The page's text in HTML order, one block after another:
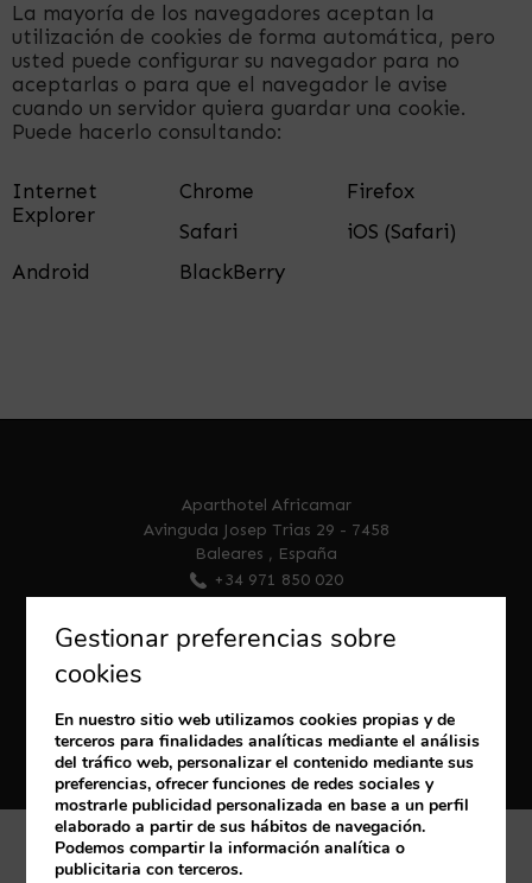
La mayoría de los navegadores aceptan la
utilización de cookies de forma automática, pero
usted puede configurar su navegador para no
aceptarlas o para que el navegador le avise
cuando un servidor quiera guardar una cookie.
Puede hacerlo consultando:
Internet
Explorer
Chrome
Firefox
Safari
iOS (Safari)
Android
BlackBerry
Aparthotel Africamar
Avinguda Josep Trias 29 - 7458
Baleares , España
+34 971 850 020
Política de cookies
Gestionar preferencias sobre
cookies
En nuestro sitio web utilizamos cookies propias y de
terceros para finalidades analíticas mediante el análisis
del tráfico web, personalizar el contenido mediante sus
preferencias, ofrecer funciones de redes sociales y
mostrarle publicidad personalizada en base a un perfil
elaborado a partir de sus hábitos de navegación.
Podemos compartir la información analítica o
publicitaria con terceros.